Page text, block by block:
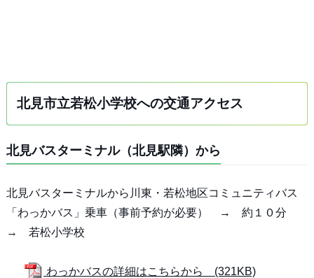
北見市立若松小学校への交通アクセス
北見バスターミナル（北見駅隣）から
北見バスターミナルから川東・若松地区コミュニティバス
「わっかバス」乗車（事前予約が必要） → 約１０分
→ 若松小学校
わっかバスの詳細はこちらから (321KB)